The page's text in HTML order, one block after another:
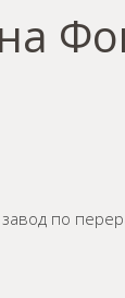
по